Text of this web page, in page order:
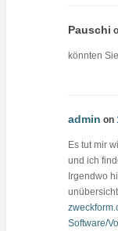
Pauschi
könnten
admin on
Es tut mir
und ich
Irgendwo
Software/